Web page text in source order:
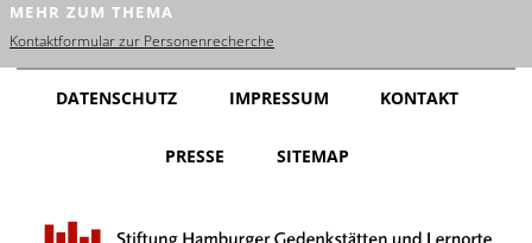
Dansk
Español
Nederlands
MEHR ZUM THEMA
Kontaktformular zur Personenrecherche
DATENSCHUTZ IMPRESSUM KONTAKT
PRESSE SITEMAP